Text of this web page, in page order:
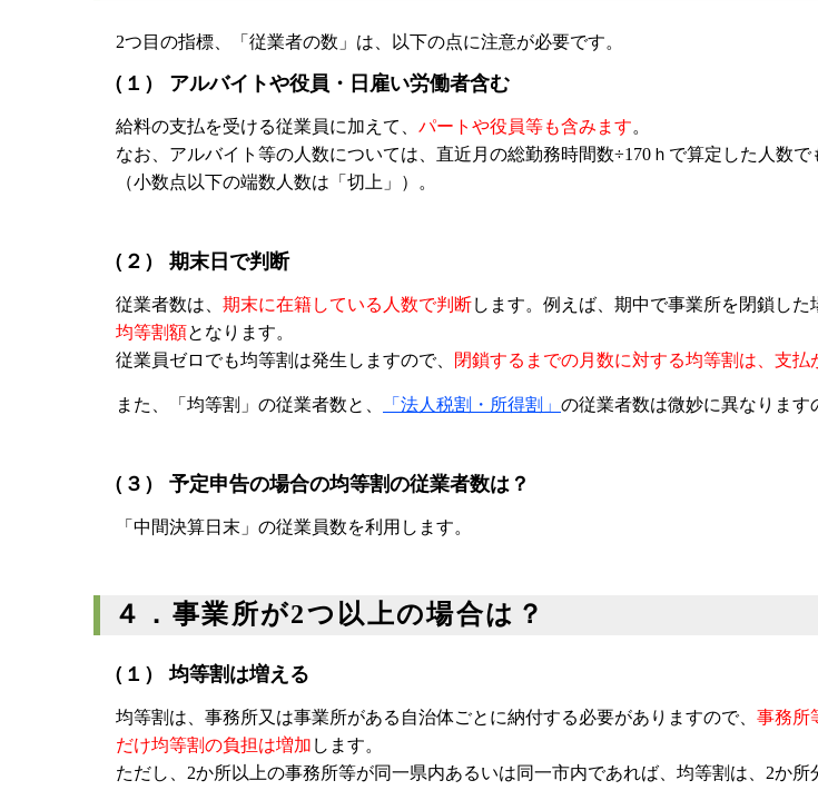
2つ目の指標、「従業者の数」は、以下の点に注意が必要です。
（１） アルバイトや役員・日雇い労働者含む
給料の支払を受ける従業員に加えて、 パートや役員等も含みます。
なお、アルバイト等の人数については、直近月の総勤務時間数÷170ｈで算定した人数
（小数点以下の端数人数は「切上」）。
（２） 期末日で判断
従業者数は、 期末に在籍している人数で判断します。例えば、期中で事業所を閉鎖した
均等割額となります。
従業員ゼロでも均等割は発生しますので、
閉鎖するまでの月数に対する均等割は、支払
また、「均等割」の従業者数と、 「法人税割・所得割」 の従業者数は微妙に異なります
（３） 予定申告の場合の均等割の従業者数は？
「中間決算日末」の従業員数を利用します。
４．事業所が2つ以上の場合は？
（１） 均等割は増える
均等割は、事務所又は事業所がある自治体ごとに納付する必要がありますので、 事務所
だけ均等割の負担は増加 します。
ただし、2か所以上の事務所等が同一県内あるいは同一市内であれば、均等割は、2か所